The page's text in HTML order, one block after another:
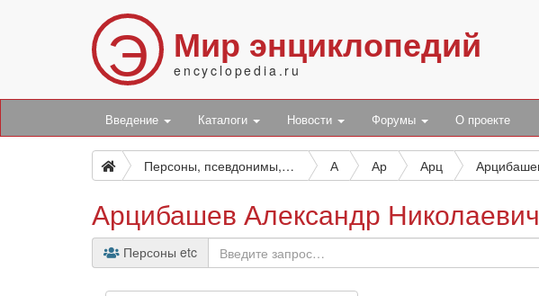
Э Мир энциклопедий
encyclopedia.ru
Введение Каталоги Новости Форумы О проекте
Персоны, псевдонимы, персонажи и боты А Ар Арц
Арцибашев Александр Николаевич
Персоны etc